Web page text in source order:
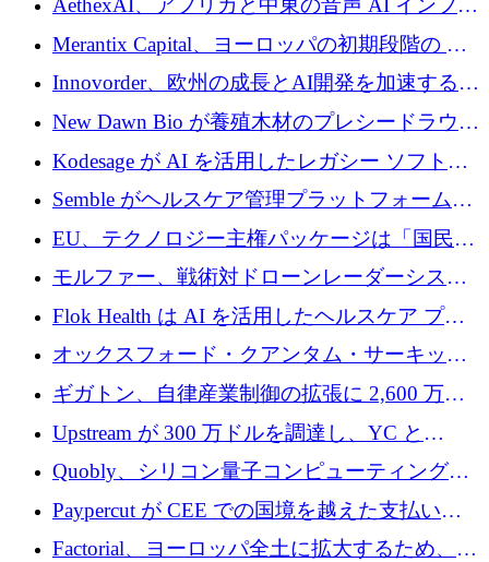
AethexAI、アフリカと中東の音声 AI インフラ
ストラクチャを構築するために 300 万ドルを
Merantix Capital、ヨーロッパの初期段階の AI
スタートアップ向けに 1 億 300 万ユーロのフ
ァンドを立ち上げる
Innovorder、欧州の成長とAI開発を加速するた
めに2,000万ユーロを確保
New Dawn Bio が養殖木材のプレシードラウン
ドで 210 万ユーロを調達
Kodesage が AI を活用したレガシー ソフトウ
ェアの最新化のために 660 万ドルを調達
Semble がヘルスケア管理プラットフォームを
拡大するためにシリーズ C で 3,000 万ポンド
を調達
EU、テクノロジー主権パッケージは「国民の
保護」に関するものだと発言
モルファー、戦術対ドローンレーダーシステ
ムを最前線に近づけるために150万ユーロを調
Flok Health は AI を活用したヘルスケア プラ
ットフォームの成長に 1,250 万ドルを投資
オックスフォード・クアンタム・サーキット
が「成人向け」2億6,000万ポンドの資金調達
ラウンドを獲得
ギガトン、自律産業制御の拡張に 2,600 万ド
ルを調達
Upstream が 300 万ドルを調達し、YC と
Xavier Niel が支援する共同 AI 受信箱を立ち上
げる
Quobly、シリコン量子コンピューティングの
商用化のためにシリーズ A で 1 億 1,500 万ユ
ーロを調達
Paypercut が CEE での国境を越えた支払いを
拡大するために 500 万ユーロを確保
Factorial、ヨーロッパ全土に拡大するため、25